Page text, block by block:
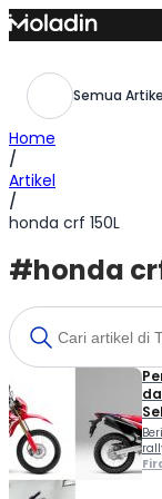
Skip
to
Semua
Home
/
Artikel
/
honda crf 150L
#honda crf
PT